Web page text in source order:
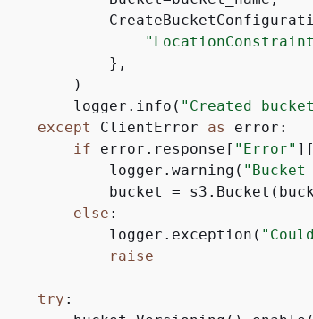
            },
        )
        logger.info(
"Created
except ClientError as error:
if error.response[ "Error" ][
            logger.warning(
bucket =
else :
            logger.exception(
raise
try :